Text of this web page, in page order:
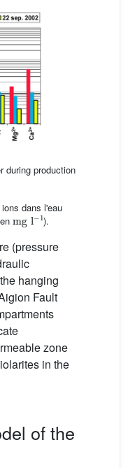
during production
dans l'eau
mgl-1
).
(pressure
hanging
Fault
zone
in the
of the